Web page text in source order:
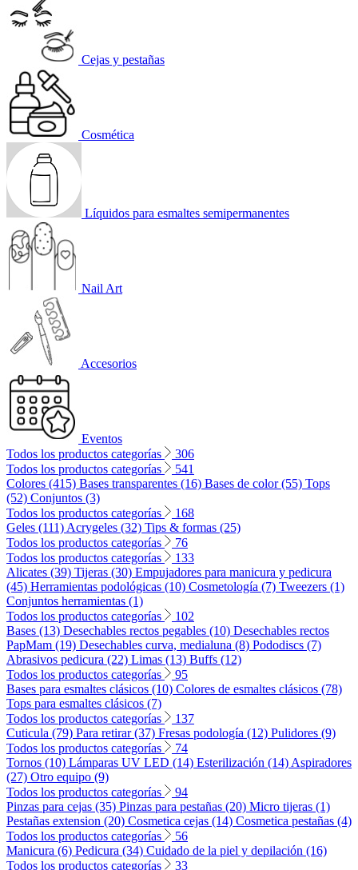
Cejas y pestañas
Cosmética
Líquidos para esmaltes semipermanentes
Nail Art
Accesorios
Eventos
Todos los productos categorías
306
Todos los productos categorías
541
Colores (415) Bases transparentes (16) Bases de color (55) Tops
(52) Conjuntos (3)
Todos los productos categorías
168
Geles (111) Acrygeles (32) Tips & formas (25)
Todos los productos categorías
76
Todos los productos categorías
133
Alicates (39) Tijeras (30) Empujadores para manicura y pedicura
(45) Herramientas podológicas (10) Cosmetología (7) Tweezers (1)
Conjuntos herramientas (1)
Todos los productos categorías
102
Bases (13) Desechables rectos pegables (10) Desechables rectos
PapMam (19) Desechables curva, medialuna (8) Pododiscs (7)
Abrasivos pedicura (22) Limas (13) Buffs (12)
Todos los productos categorías
95
Bases para esmaltes clásicos (10) Colores de esmaltes clásicos (78)
Tops para esmaltes clásicos (7)
Todos los productos categorías
137
Cuticula (79) Para retirar (37) Fresas podología (12) Pulidores (9)
Todos los productos categorías
74
Tornos (10) Lámparas UV LED (14) Esterilización (14) Aspiradores
(27) Otro equipo (9)
Todos los productos categorías
94
Pinzas para cejas (35) Pinzas para pestañas (20) Micro tijeras (1)
Pestañas extension (20) Cosmetica cejas (14) Cosmetica pestañas (4)
Todos los productos categorías
56
Manicura (6) Pedicura (34) Cuidado de la piel y depilación (16)
Todos los productos categorías
33